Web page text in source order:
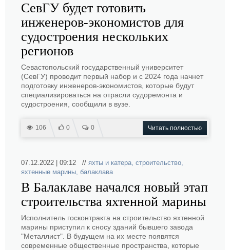
СевГУ будет готовить
инженеров-экономистов для
судостроения нескольких
регионов
Севастопольский государственный университет
(СевГУ) проводит первый набор и с 2024 года начнет
подготовку инженеров-экономистов, которые будут
специализироваться на отрасли судоремонта и
судостроения, сообщили в вузе.
106 0 0 Читать полностью
07.12.2022 | 09:12 // яхты и катера, строительство,
яхтенные марины, балаклава
В Балаклаве начался новый этап
строительства яхтенной марины
Исполнитель госконтракта на строительство яхтенной
марины приступил к сносу зданий бывшего завода
"Металлист". В будущем на их месте появятся
современные общественные пространства, которые